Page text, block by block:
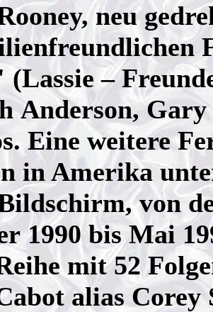
neu
–
Anderson,
Eine weitere
in Amerika
von
1990 bis Mai
mit 52
alias Corey